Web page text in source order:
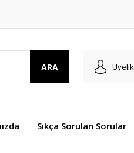
ARA Üyelik
Sıkça Sorulan Sorular